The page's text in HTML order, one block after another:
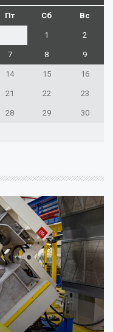
Пт Сб Вс
1 2
7 8 9
14 15 16
21 22 23
28 29 30